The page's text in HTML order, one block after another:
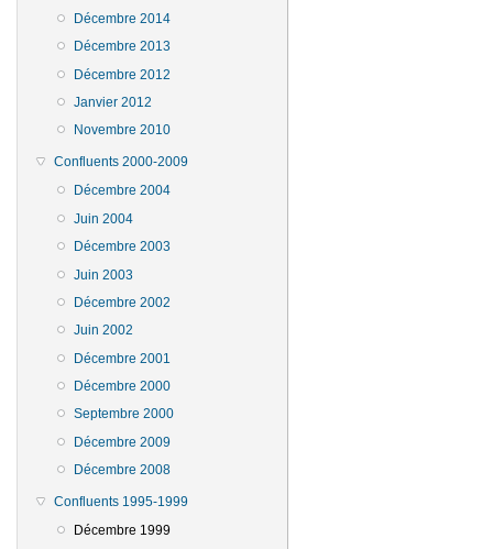
Décembre 2014
Décembre 2013
Décembre 2012
Janvier 2012
Novembre 2010
Confluents 2000-2009
Décembre 2004
Juin 2004
Décembre 2003
Juin 2003
Décembre 2002
Juin 2002
Décembre 2001
Décembre 2000
Septembre 2000
Décembre 2009
Décembre 2008
Confluents 1995-1999
Décembre 1999